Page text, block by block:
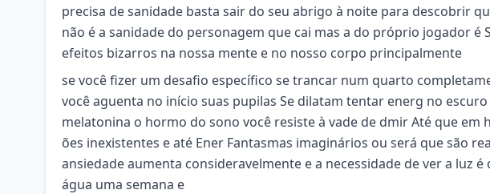
precisa de sanidade basta sair do seu abrigo à noite para descobrir
não é a sanidade do personagem que cai mas a do próprio jogador
efeitos bizarros na nossa mente e no nosso corpo principalmente
se você fizer um desafio específico se trancar num quarto
você aguenta no início suas pupilas Se dilatam tentar energ no
melatonina o hormo do sono você resiste à vade de dmir Até que em
ões inexistentes e até Ener Fantasmas imaginários ou será que são
ansiedade aumenta consideravelmente e a necessidade de ver a luz
água uma semana e